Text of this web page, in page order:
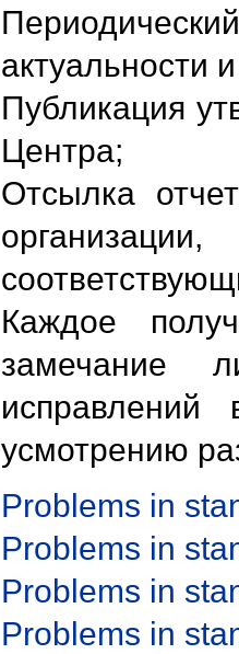
актуальности
Публикация
Центра;
Отсылка
Каждое
замечание
исправлений
усмотрению
Problems in
Problems in
Problems in
Problems in